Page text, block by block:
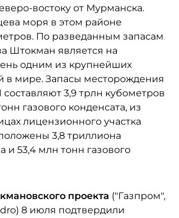
востоку от Мурманска.
моря в этом районе
По разведанным запасам
Штокман является на
одним из крупнейших
в мире. Запасы месторождения
составляют 3,9 трлн кубометров
газового конденсата, из
лицензионного участка
3,8 триллиона
и 53,4 млн тонн газового
проекта ("Газпром",
8 июля подтвердили